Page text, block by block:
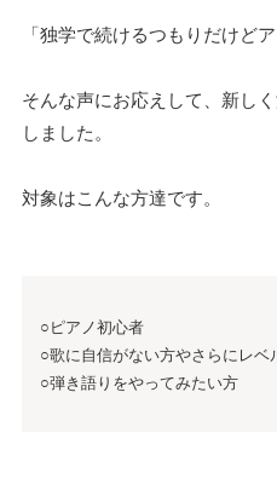
「独学で続けるつもりだけど
そんな声にお応えして、新し
しました。
対象はこんな方達です。
○ピアノ初心者
○歌に自信がない方やさらにレベ
○弾き語りをやってみたい方